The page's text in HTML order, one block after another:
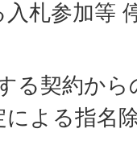
札参加等
る契約か
よる指名